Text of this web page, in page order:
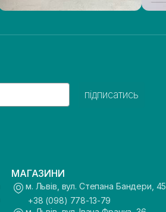
підписатись
МАГАЗИНИ
м. Львів, вул. Степана Бандери, 45
+38 (098) 778-13-79